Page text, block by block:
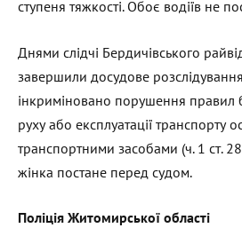
ступеня тяжкості. Обоє водіїв не
Днями слідчі Бердичівського
завершили досудове
інкриміновано порушення правил
руху або експлуатації транспорту
транспортними засобами (ч. 1 ст.
жінка постане перед судом.
Поліція Житомирської області